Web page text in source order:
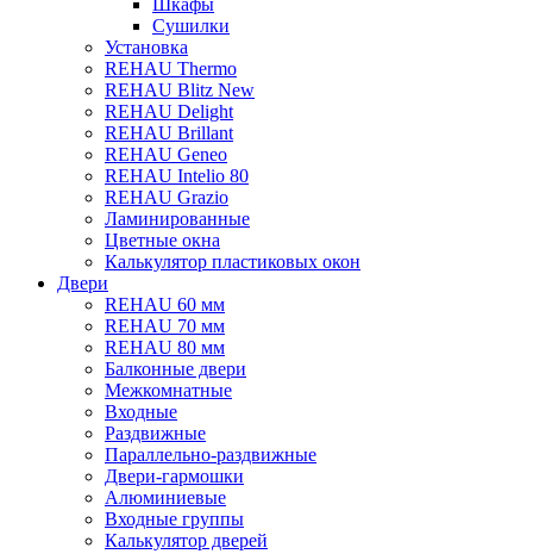
Шкафы
Сушилки
Установка
REHAU Thermo
REHAU Blitz New
REHAU Delight
REHAU Brillant
REHAU Geneo
REHAU Intelio 80
REHAU Grazio
Ламинированные
Цветные окна
Калькулятор пластиковых окон
Двери
REHAU 60 мм
REHAU 70 мм
REHAU 80 мм
Балконные двери
Межкомнатные
Входные
Раздвижные
Параллельно-раздвижные
Двери-гармошки
Алюминиевые
Входные группы
Калькулятор дверей